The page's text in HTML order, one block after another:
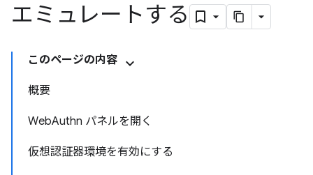
エミュレートする
このページの内容
概要
WebAuthn パネルを開く
仮想認証器環境を有効にする